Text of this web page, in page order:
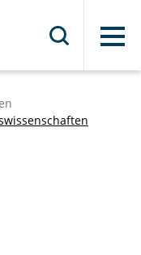
Menü